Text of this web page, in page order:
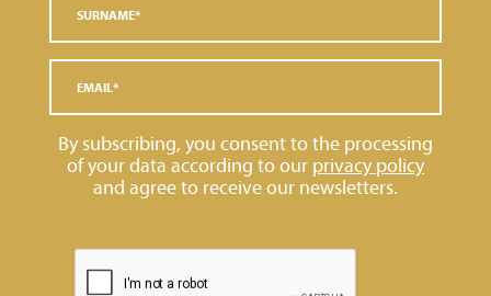
By subscribing, you consent to the processing
of your data according to our privacy policy
and agree to receive our newsletters.